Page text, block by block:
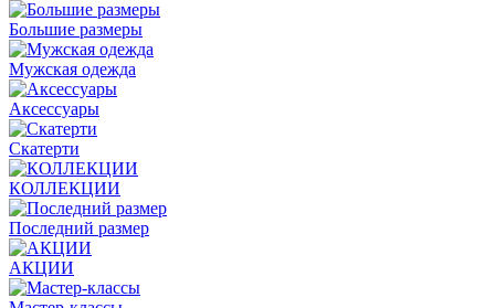
Большие размеры
Мужская одежда
Аксессуары
Скатерти
КОЛЛЕКЦИИ
Последний размер
АКЦИИ